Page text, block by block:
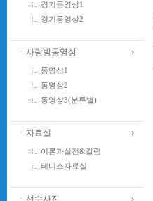
경기동영상1
경기동영상2
ㆍ사랑방동영상
동영상1
동영상2
동영상3(분류별)
ㆍ자료실
이론과실전&칼럼
테니스자료실
ㆍ선수사진